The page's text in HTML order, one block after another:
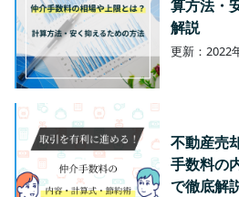
算方法・
解説
更新：2022
不動産売
手数料の
で徹底解